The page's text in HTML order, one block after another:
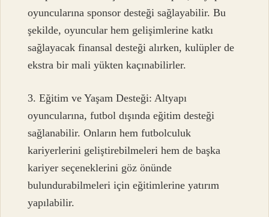
oyuncularına sponsor desteği sağlayabilir. Bu
şekilde, oyuncular hem gelişimlerine katkı
sağlayacak finansal desteği alırken, kulüpler de
ekstra bir mali yükten kaçınabilirler.
3. Eğitim ve Yaşam Desteği: Altyapı
oyuncularına, futbol dışında eğitim desteği
sağlanabilir. Onların hem futbolculuk
kariyerlerini geliştirebilmeleri hem de başka
kariyer seçeneklerini göz önünde
bulundurabilmeleri için eğitimlerine yatırım
yapılabilir.